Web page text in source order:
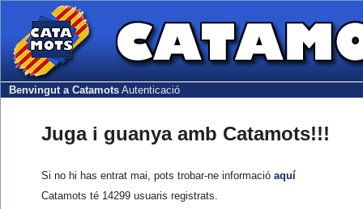
Benvingut a Catamots Autenticació
Juga i guanya amb Catamots!!!
Si no hi has entrat mai, pots trobar-ne informació aquí
Catamots té 14299 usuaris registrats.